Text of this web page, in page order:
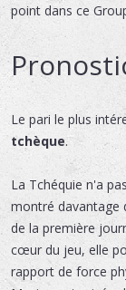
point dans ce
Le pari le plus
tchèque.
La Tchéquie n'a
montré davantage
de la première
cœur du jeu, elle
rapport de force